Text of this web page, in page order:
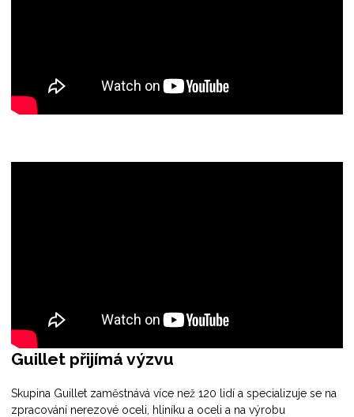
Guillet přijímá výzvu
Skupina Guillet zaměstnává více než 120 lidí a specializuje se na
zpracování nerezové oceli, hliníku a oceli a na výrobu